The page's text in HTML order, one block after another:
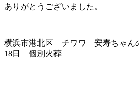
ありがとうございました。
横浜市港北区 チワワ 安寿ちゃん
18日 個別火葬